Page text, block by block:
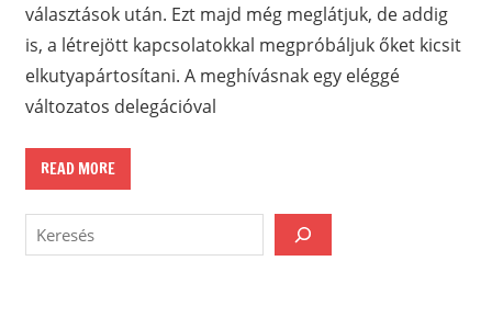
választások után. Ezt majd még meglátjuk, de addig
is, a létrejött kapcsolatokkal megpróbáljuk őket kicsit
elkutyapártosítani. A meghívásnak egy eléggé
változatos delegációval
READ MORE